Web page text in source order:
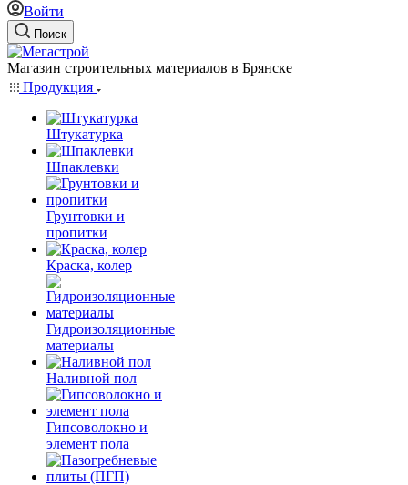
Войти
Поиск
Магазин строительных материалов в Брянске
Продукция
Штукатурка
Шпаклевки
Грунтовки и
пропитки
Краска, колер
Гидроизоляционные
материалы
Наливной пол
Гипсоволокно и
элемент пола